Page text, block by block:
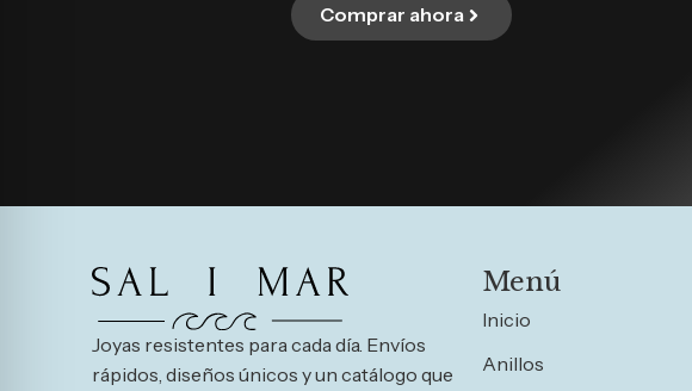
Comprar ahora
Joyas resistentes para cada día. Envíos
rápidos, diseños únicos y un catálogo que
Menú
Inicio
Anillos